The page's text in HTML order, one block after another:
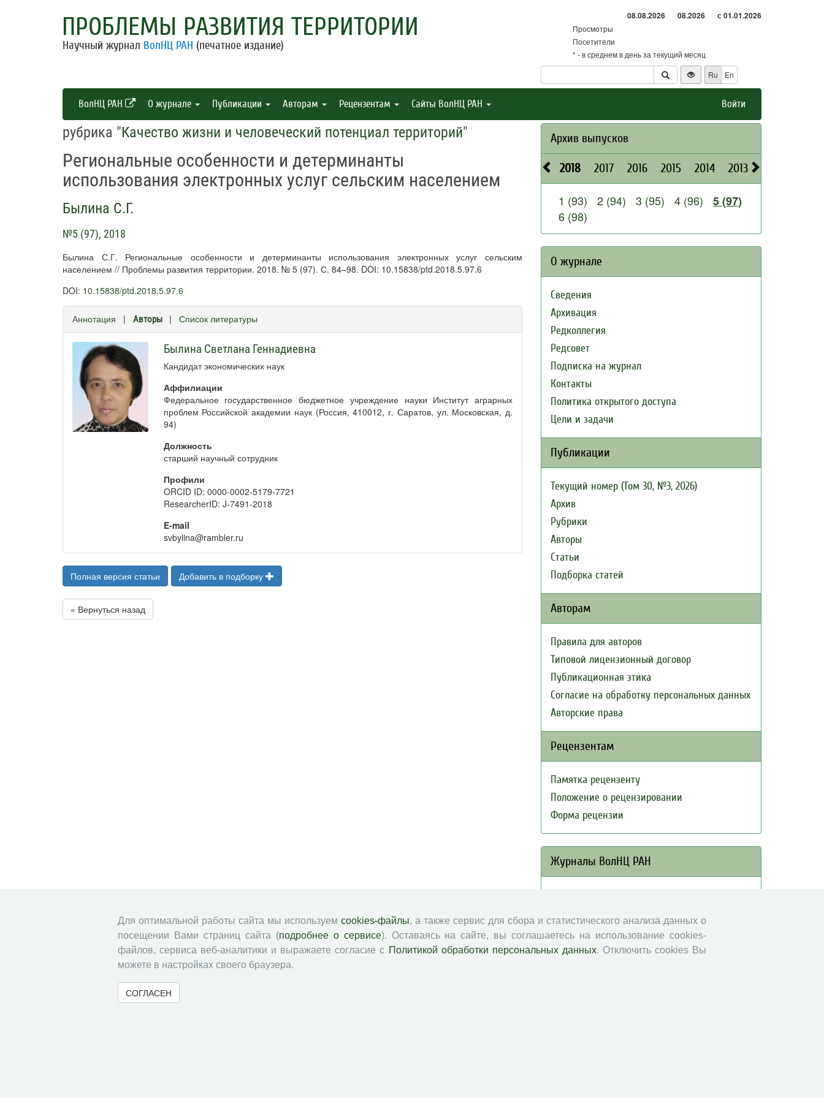
ПРОБЛЕМЫ РАЗВИТИЯ ТЕРРИТОРИИ
Научный журнал ВолНЦ РАН (печатное издание)
08.08.2026 08.2026 с 01.01.2026
Просмотры
Посетители
* - в среднем в день за текущий месяц
Ru
En
ВолНЦ РАН О журнале Публикации Авторам Рецензентам Сайты ВолНЦ РАН Войти
рубрика "Качество жизни и человеческий потенциал территорий"
Региональные особенности и детерминанты
использования электронных услуг сельским населением
Былина С.Г.
№5 (97), 2018
Былина С.Г. Региональные особенности и детерминанты использования электронных услуг сельским
населением // Проблемы развития территории. 2018. № 5 (97). С. 84–98. DOI: 10.15838/ptd.2018.5.97.6
DOI: 10.15838/ptd.2018.5.97.6
Аннотация | Авторы | Список литературы
Былина Светлана Геннадиевна
Кандидат экономических наук
Аффилиации
Федеральное государственное бюджетное учреждение науки Институт аграрных
проблем Российской академии наук (Россия, 410012, г. Саратов, ул. Московская, д.
94)
Должность
старший научный сотрудник
Профили
ORCID ID: 0000-0002-5179-7721
ResearcherID: J-7491-2018
E-mail
svbylina@rambler.ru
Полная версия статьи Добавить в подборку
« Вернуться назад
Архив выпусков
2018 2017 2016 2015 2014 2013
1 (93) 2 (94) 3 (95) 4 (96)
5 (97)
6 (98)
О журнале
Сведения
Архивация
Редколлегия
Редсовет
Подписка на журнал
Контакты
Политика открытого доступа
Цели и задачи
Публикации
Текущий номер (Том 30, №3, 2026)
Архив
Рубрики
Авторы
Статьи
Подборка статей
Авторам
Правила для авторов
Типовой лицензионный договор
Публикационная этика
Согласие на обработку персональных данных
Авторские права
Рецензентам
Памятка рецензенту
Положение о рецензировании
Форма рецензии
Журналы ВолНЦ РАН
Вопросы территориального развития
Социальное пространство
Для оптимальной работы сайта мы используем cookies-файлы, а также сервис для сбора и статистического анализа данных о
посещении Вами страниц сайта (подробнее о сервисе). Оставаясь на сайте, вы соглашаетесь на использование cookies-
файлов, сервиса веб-аналитики и выражаете согласие с Политикой обработки персональных данных. Отключить cookies Вы
можете в настройках своего браузера.
СОГЛАСЕН